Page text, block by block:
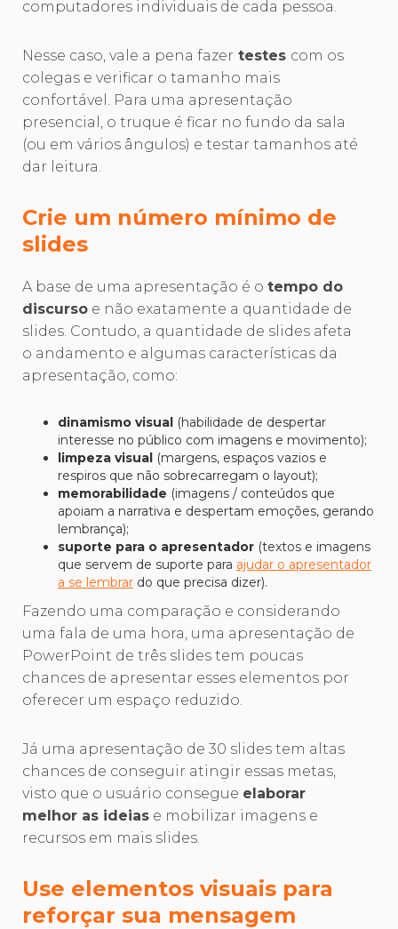
computadores individuais de cada pessoa.
Nesse caso, vale a pena fazer testes com os
colegas e verificar o tamanho mais
confortável. Para uma apresentação
presencial, o truque é ficar no fundo da sala
(ou em vários ângulos) e testar tamanhos até
dar leitura.
Crie um número mínimo de
slides
A base de uma apresentação é o tempo do
discurso e não exatamente a quantidade de
slides. Contudo, a quantidade de slides afeta
o andamento e algumas características da
apresentação, como:
dinamismo visual (habilidade de despertar
interesse no público com imagens e movimento);
limpeza visual (margens, espaços vazios e
respiros que não sobrecarregam o layout);
memorabilidade (imagens / conteúdos que
apoiam a narrativa e despertam emoções, gerando
lembrança);
suporte para o apresentador (textos e imagens
que servem de suporte para ajudar o apresentador
a se lembrar do que precisa dizer).
Fazendo uma comparação e considerando
uma fala de uma hora, uma apresentação de
PowerPoint de três slides tem poucas
chances de apresentar esses elementos por
oferecer um espaço reduzido.
Já uma apresentação de 30 slides tem altas
chances de conseguir atingir essas metas,
visto que o usuário consegue elaborar
melhor as ideias e mobilizar imagens e
recursos em mais slides.
Use elementos visuais para
reforçar sua mensagem